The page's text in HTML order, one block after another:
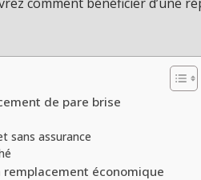
de pare brise
sans assurance
économique